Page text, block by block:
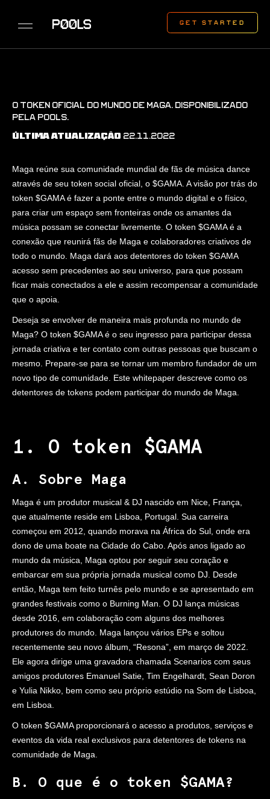
O TOKEN OFICIAL DO MUNDO DE MAGA. DISPONIBILIZADO
PELA P00LS.
ÚLTIMA ATUALIZAÇÃO 22.11.2022
Maga reúne sua comunidade mundial de fãs de música dance
através de seu token social oficial, o $GAMA. A visão por trás do
token $GAMA é fazer a ponte entre o mundo digital e o físico,
para criar um espaço sem fronteiras onde os amantes da
música possam se conectar livremente. O token $GAMA é a
conexão que reunirá fãs de Maga e colaboradores criativos de
todo o mundo. Maga dará aos detentores do token $GAMA
acesso sem precedentes ao seu universo, para que possam
ficar mais conectados a ele e assim recompensar a comunidade
que o apoia.
Deseja se envolver de maneira mais profunda no mundo de
Maga? O token $GAMA é o seu ingresso para participar dessa
jornada criativa e ter contato com outras pessoas que buscam o
mesmo. Prepare-se para se tornar um membro fundador de um
novo tipo de comunidade. Este whitepaper descreve como os
detentores de tokens podem participar do mundo de Maga.
1. O token $GAMA
A. Sobre Maga
Maga é um produtor musical & DJ nascido em Nice, França,
que atualmente reside em Lisboa, Portugal. Sua carreira
começou em 2012, quando morava na África do Sul, onde era
dono de uma boate na Cidade do Cabo. Após anos ligado ao
mundo da música, Maga optou por seguir seu coração e
embarcar em sua própria jornada musical como DJ. Desde
então, Maga tem feito turnês pelo mundo e se apresentado em
grandes festivais como o Burning Man. O DJ lança músicas
desde 2016, em colaboração com alguns dos melhores
produtores do mundo. Maga lançou vários EPs e soltou
recentemente seu novo álbum, “Resona”, em março de 2022.
Ele agora dirige uma gravadora chamada Scenarios com seus
amigos produtores Emanuel Satie, Tim Engelhardt, Sean Doron
e Yulia Nikko, bem como seu próprio estúdio na Som de Lisboa,
em Lisboa.
O token $GAMA proporcionará o acesso a produtos, serviços e
eventos da vida real exclusivos para detentores de tokens na
comunidade de Maga.
B. O que é o token $GAMA?